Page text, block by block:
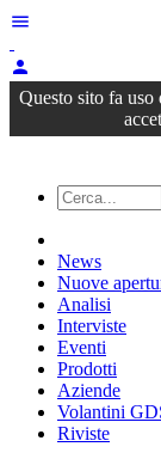
menu
person
Questo sito fa
News
Nuove
Analisi
Interviste
Eventi
Prodotti
Aziende
Volantini
Riviste